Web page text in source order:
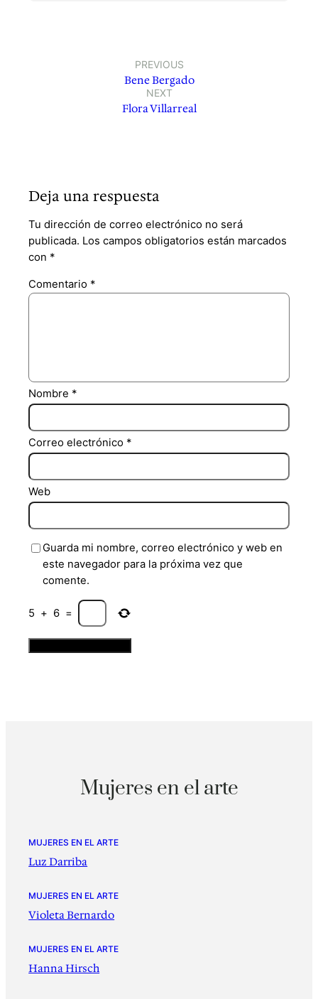
PREVIOUS
Bene Bergado
NEXT
Flora Villarreal
Deja una respuesta
Tu dirección de correo electrónico no será
publicada. Los campos obligatorios están marcados
con *
Comentario *
Nombre *
Correo electrónico *
Web
Guarda mi nombre, correo electrónico y web en
este navegador para la próxima vez que
comente.
5 + 6 =
Mujeres en el arte
MUJERES EN EL ARTE
Luz Darriba
MUJERES EN EL ARTE
Violeta Bernardo
MUJERES EN EL ARTE
Hanna Hirsch